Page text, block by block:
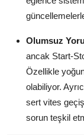
Olumsuz
ancak Start-
Özellikle
olabiliyor.
sert vites
sorun teşkil